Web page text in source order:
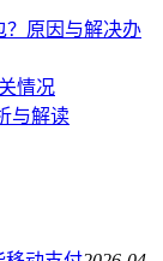
？原因与解决办
情况
与解读